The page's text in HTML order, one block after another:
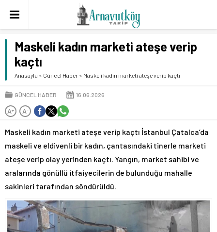
Maskeli kadın marketi ateşe verip
kaçtı
Anasayfa » Güncel Haber » Maskeli kadın marketi ateşe verip kaçtı
GÜNCEL HABER 16.06.2026
A+ A-
Maskeli kadın marketi ateşe verip kaçtı İstanbul Çatalca’da
maskeli ve eldivenli bir kadın, çantasındaki tinerle marketi
ateşe verip olay yerinden kaçtı. Yangın, market sahibi ve
aralarında gönüllü itfaiyecilerin de bulunduğu mahalle
sakinleri tarafından söndürüldü.